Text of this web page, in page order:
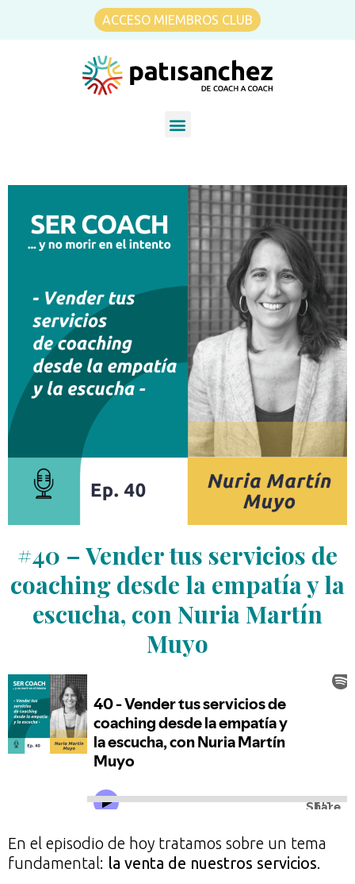
ACCESO MIEMBROS CLUB
#40 – Vender tus servicios de
coaching desde la empatía y la
escucha, con Nuria Martín
Muyo
En el episodio de hoy tratamos sobre un tema
fundamental: la venta de nuestros servicios.